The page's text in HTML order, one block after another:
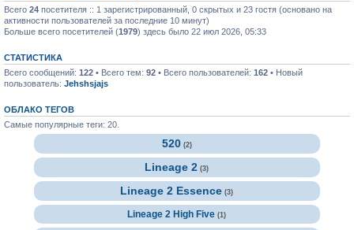
Всего 24 посетителя :: 1 зарегистрированный, 0 скрытых и 23 гостя (основано на
активности пользователей за последние 10 минут)
Больше всего посетителей (1979) здесь было 22 июл 2026, 05:33
СТАТИСТИКА
Всего сообщений: 122 • Всего тем: 92 • Всего пользователей: 162 • Новый
пользователь: Jehshsjajs
ОБЛАКО ТЕГОВ
Самые популярные теги: 20.
520 (2)
Lineage 2 (3)
Lineage 2 Essence (3)
Lineage 2 High Five (1)